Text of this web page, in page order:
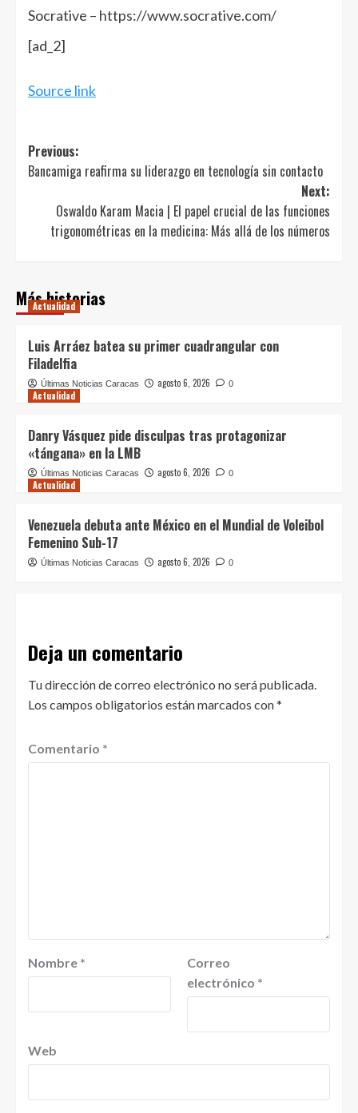
Socrative – https://www.socrative.com/
[ad_2]
Source link
Post
navigation
Previous:
Bancamiga reafirma su liderazgo en tecnología sin contacto
Next:
Oswaldo Karam Macia | El papel crucial de las funciones
trigonométricas en la medicina: Más allá de los números
Más historias
Actualidad
Luis Arráez batea su primer cuadrangular con
Filadelfia
Últimas Noticias Caracas agosto 6, 2026 0
Actualidad
Danry Vásquez pide disculpas tras protagonizar
«tángana» en la LMB
Últimas Noticias Caracas agosto 6, 2026 0
Actualidad
Venezuela debuta ante México en el Mundial de Voleibol
Femenino Sub-17
Últimas Noticias Caracas agosto 6, 2026 0
Deja un comentario
Tu dirección de correo electrónico no será publicada.
Los campos obligatorios están marcados con*
Comentario *
Nombre *
Correo
electrónico *
Web